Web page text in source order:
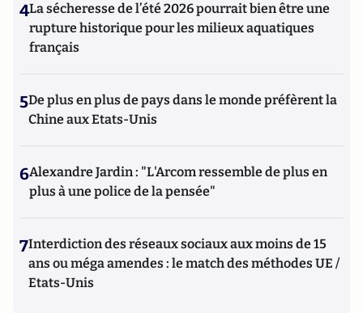
4La sécheresse de l’été 2026 pourrait bien être une
rupture historique pour les milieux aquatiques
français
5De plus en plus de pays dans le monde préfèrent la
Chine aux Etats-Unis
6Alexandre Jardin : "L'Arcom ressemble de plus en
plus à une police de la pensée"
7Interdiction des réseaux sociaux aux moins de 15
ans ou méga amendes : le match des méthodes UE /
Etats-Unis